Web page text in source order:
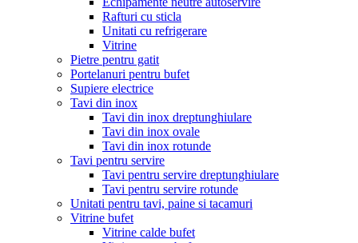
Rafturi cu sticla
Unitati cu refrigerare
Vitrine
Pietre pentru gatit
Portelanuri pentru bufet
Supiere electrice
Tavi din inox
Tavi din inox dreptunghiulare
Tavi din inox ovale
Tavi din inox rotunde
Tavi pentru servire
Tavi pentru servire dreptunghiulare
Tavi pentru servire rotunde
Unitati pentru tavi, paine si tacamuri
Vitrine bufet
Vitrine calde bufet